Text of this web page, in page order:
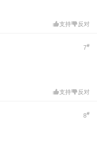
支持 反对
7#
支持 反对
8#